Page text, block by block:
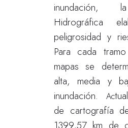
inundación,
Hidrográfica
peligrosidad y
Para cada
mapas se
alta, media y
inundación. Ac
de cartografía
1399,57 km de